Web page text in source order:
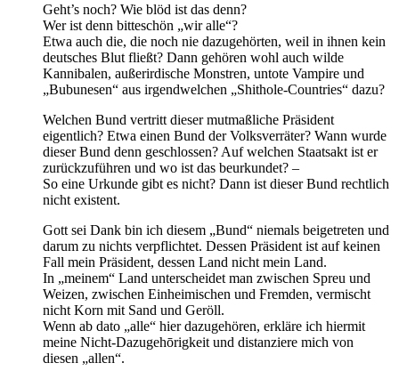
Geht’s noch? Wie blöd ist das denn?
Wer ist denn bitteschön „wir alle“?
Etwa auch die, die noch nie dazugehörten, weil in ihnen kein
deutsches Blut fließt? Dann gehören wohl auch wilde
Kannibalen, außerirdische Monstren, untote Vampire und
„Bubunesen“ aus irgendwelchen „Shithole-Countries“ dazu?
Welchen Bund vertritt dieser mutmaßliche Präsident
eigentlich? Etwa einen Bund der Volksverräter? Wann wurde
dieser Bund denn geschlossen? Auf welchen Staatsakt ist er
zurückzuführen und wo ist das beurkundet? –
So eine Urkunde gibt es nicht? Dann ist dieser Bund rechtlich
nicht existent.
Gott sei Dank bin ich diesem „Bund“ niemals beigetreten und
darum zu nichts verpflichtet. Dessen Präsident ist auf keinen
Fall mein Präsident, dessen Land nicht mein Land.
In „meinem“ Land unterscheidet man zwischen Spreu und
Weizen, zwischen Einheimischen und Fremden, vermischt
nicht Korn mit Sand und Geröll.
Wenn ab dato „alle“ hier dazugehören, erkläre ich hiermit
meine Nicht-Dazugehōrigkeit und distanziere mich von
diesen „allen“.